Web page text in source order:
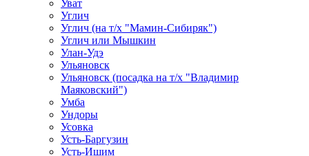
Уват
Углич
Углич (на т/х "Мамин-Сибиряк")
Углич или Мышкин
Улан-Удэ
Ульяновск
Ульяновск (посадка на т/х "Владимир
Маяковский")
Умба
Ундоры
Усовка
Усть-Баргузин
Усть-Ишим